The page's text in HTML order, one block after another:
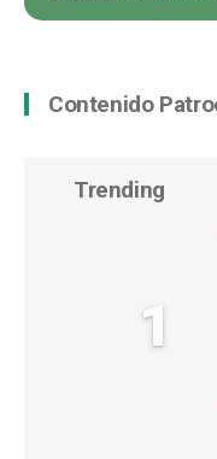
Contenido
Trending
1